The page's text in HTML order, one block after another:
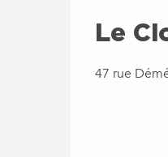
Le
47 rue